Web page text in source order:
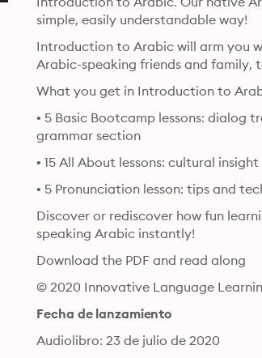
Introduction to Arabic will arm you
Arabic-speaking friends and family,
What you get in Introduction to
• 5 Basic Bootcamp lessons: dialog
grammar section
• 15 All About lessons: cultural
• 5 Pronunciation lesson: tips and
Discover or rediscover how fun
speaking Arabic instantly!
Download the PDF and read along
© 2020 Innovative Language
Fecha de lanzamiento
Audiolibro: 23 de julio de 2020